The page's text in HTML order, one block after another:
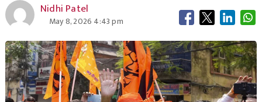
Nidhi Patel
May 8, 2026 4:43 pm